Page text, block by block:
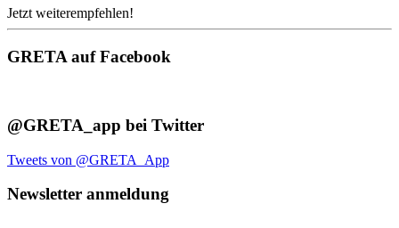
Jetzt weiterempfehlen!
GRETA auf Facebook
@GRETA_app bei Twitter
Tweets von @GRETA_App
Newsletter anmeldung